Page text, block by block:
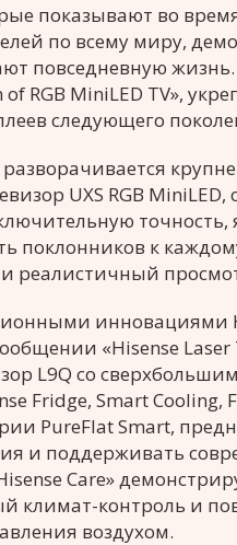
показывают во
по всему миру,
повседневную
of RGB MiniLED TV»,
следующего
разворачивается
UXS RGB
точность,
поклонников к
реалистичный
инновациями
«Hisense Laser
L9Q со
Fridge, Smart
PureFlat Smart,
и поддерживать
Care»
климат-контроль и
воздухом.